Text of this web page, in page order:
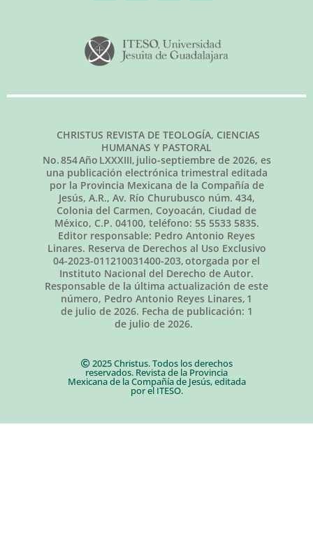
CHRISTUS REVISTA DE TEOLOGÍA, CIENCIAS
HUMANAS Y PASTORAL
No.854Año LXXXIII, julio-septiembre de 2026, es
una publicación electrónica trimestral editada
por la Provincia Mexicana de la Compañía de
Jesús, A.R., Av. Río Churubusco núm. 434,
Colonia del Carmen, Coyoacán, Ciudad de
México, C.P. 04100, teléfono: 55 5533 5835.
Editor responsable: Pedro Antonio Reyes
Linares. Reserva de Derechos al Uso Exclusivo
04-2023-011210031400-203, otorgada por el
Instituto Nacional del Derecho de Autor.
Responsable de la última actualización de este
número, Pedro Antonio Reyes Linares, 1
de julio de 2026. Fecha de publicación: 1
de julio de 2026.
2025 Christus. Todos los derechos
reservados. Revista de la Provincia
Mexicana de la Compañía de Jesús, editada
por el ITESO.